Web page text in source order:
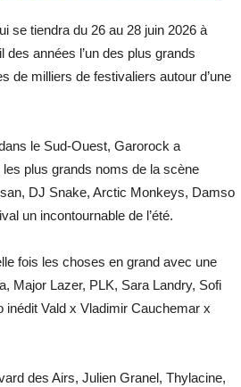
se tiendra du 26 au 28 juin 2026 à
années l’un des plus grands
de milliers de festivaliers autour d’une
le Sud-Ouest, Garorock a
plus grands noms de la scène
DJ Snake, Arctic Monkeys, Damso
un incontournable de l’été.
fois les choses en grand avec une
Major Lazer, PLK, Sara Landry, Sofi
inédit Vald x Vladimir Cauchemar x
des Airs, Julien Granel, Thylacine,